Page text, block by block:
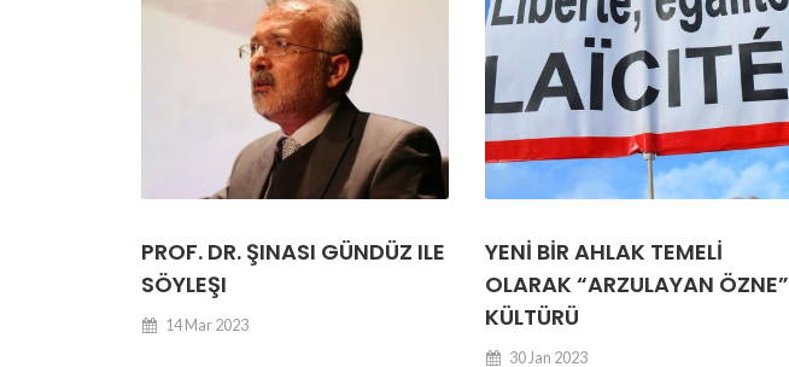
PROF. DR. ŞINASI GÜNDÜZ ILE
SÖYLEŞI
14 Mar 2023
YENİ BİR AHLAK TEMELİ
OLARAK “ARZULAYAN ÖZNE”
KÜLTÜRÜ
30 Jan 2023